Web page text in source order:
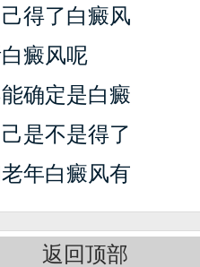
得了白癜风
癜风呢
确定是白癜
是不是得了
年白癜风有
返回顶部